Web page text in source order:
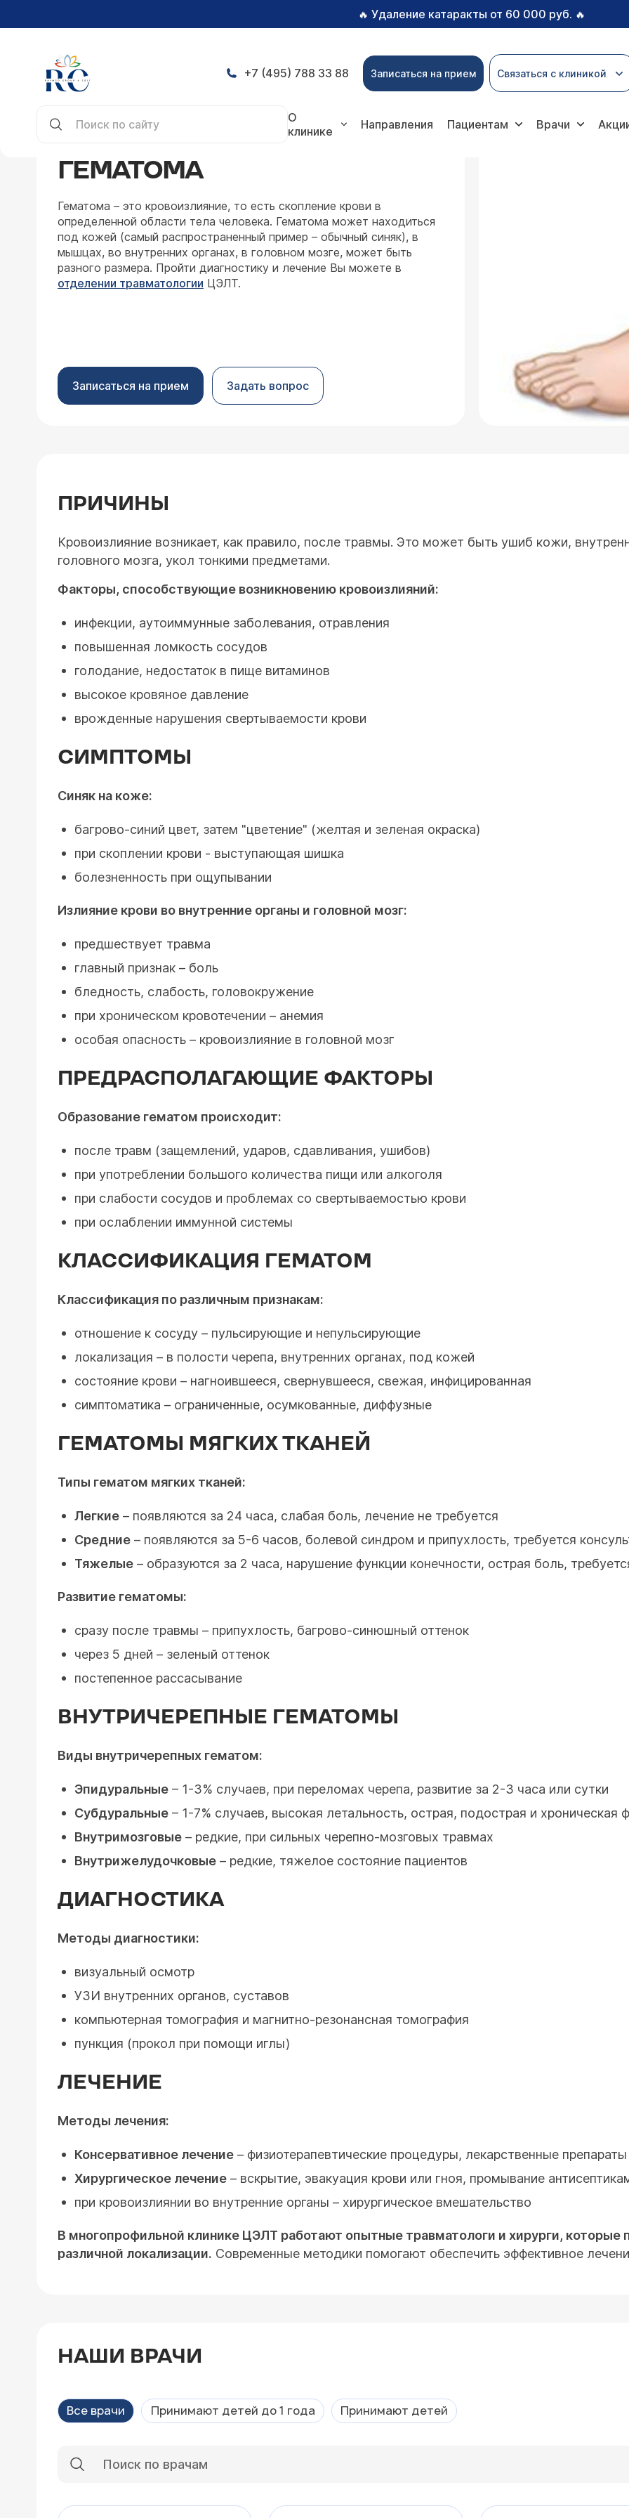
🔥 Удаление катаракты от 60 000 руб. 🔥
+7 (495) 788 33 88 Записаться на прием Связаться с клиникой
О
клинике
Направления Пациентам Врачи
ГЕМАТОМА
Гематома – это кровоизлияние, то есть скопление крови в
определенной области тела человека. Гематома может находиться
под кожей (самый распространенный пример – обычный синяк), в
мышцах, во внутренних органах, в головном мозге, может быть
разного размера. Пройти диагностику и лечение Вы можете в
отделении травматологии ЦЭЛТ.
Записаться на прием Задать вопрос
ПРИЧИНЫ
Кровоизлияние возникает, как правило, после травмы. Это может быть ушиб кожи,
головного мозга, укол тонкими предметами.
Факторы, способствующие возникновению кровоизлияний:
инфекции, аутоиммунные заболевания, отравления
повышенная ломкость сосудов
голодание, недостаток в пище витаминов
высокое кровяное давление
врожденные нарушения свертываемости крови
СИМПТОМЫ
Синяк на коже:
багрово-синий цвет, затем "цветение" (желтая и зеленая окраска)
при скоплении крови - выступающая шишка
болезненность при ощупывании
Излияние крови во внутренние органы и головной мозг:
предшествует травма
главный признак – боль
бледность, слабость, головокружение
при хроническом кровотечении – анемия
особая опасность – кровоизлияние в головной мозг
ПРЕДРАСПОЛАГАЮЩИЕ ФАКТОРЫ
Образование гематом происходит:
после травм (защемлений, ударов, сдавливания, ушибов)
при употреблении большого количества пищи или алкоголя
при слабости сосудов и проблемах со свертываемостью крови
при ослаблении иммунной системы
КЛАССИФИКАЦИЯ ГЕМАТОМ
Классификация по различным признакам:
отношение к сосуду – пульсирующие и непульсирующие
локализация – в полости черепа, внутренних органах, под кожей
состояние крови – нагноившееся, свернувшееся, свежая, инфицированная
симптоматика – ограниченные, осумкованные, диффузные
ГЕМАТОМЫ МЯГКИХ ТКАНЕЙ
Типы гематом мягких тканей:
Легкие – появляются за 24 часа, слабая боль, лечение не требуется
Средние – появляются за 5-6 часов, болевой синдром и припухлость, требуется
Тяжелые – образуются за 2 часа, нарушение функции конечности, острая боль,
Развитие гематомы:
сразу после травмы – припухлость, багрово-синюшный оттенок
через 5 дней – зеленый оттенок
постепенное рассасывание
ВНУТРИЧЕРЕПНЫЕ ГЕМАТОМЫ
Виды внутричерепных гематом:
Эпидуральные – 1-3% случаев, при переломах черепа, развитие за 2-3 часа или сутки
Субдуральные – 1-7% случаев, высокая летальность, острая, подострая и хроническая
Внутримозговые – редкие, при сильных черепно-мозговых травмах
Внутрижелудочковые – редкие, тяжелое состояние пациентов
ДИАГНОСТИКА
Методы диагностики:
визуальный осмотр
УЗИ внутренних органов, суставов
компьютерная томография и магнитно-резонансная томография
пункция (прокол при помощи иглы)
ЛЕЧЕНИЕ
Методы лечения:
Консервативное лечение – физиотерапевтические процедуры, лекарственные препараты
Хирургическое лечение – вскрытие, эвакуация крови или гноя, промывание
при кровоизлиянии во внутренние органы – хирургическое вмешательство
В многопрофильной клинике ЦЭЛТ работают опытные травматологи и хирурги, которые
различной локализации. Современные методики помогают обеспечить эффективное
НАШИ ВРАЧИ
Все врачи Принимают детей до 1 года Принимают детей